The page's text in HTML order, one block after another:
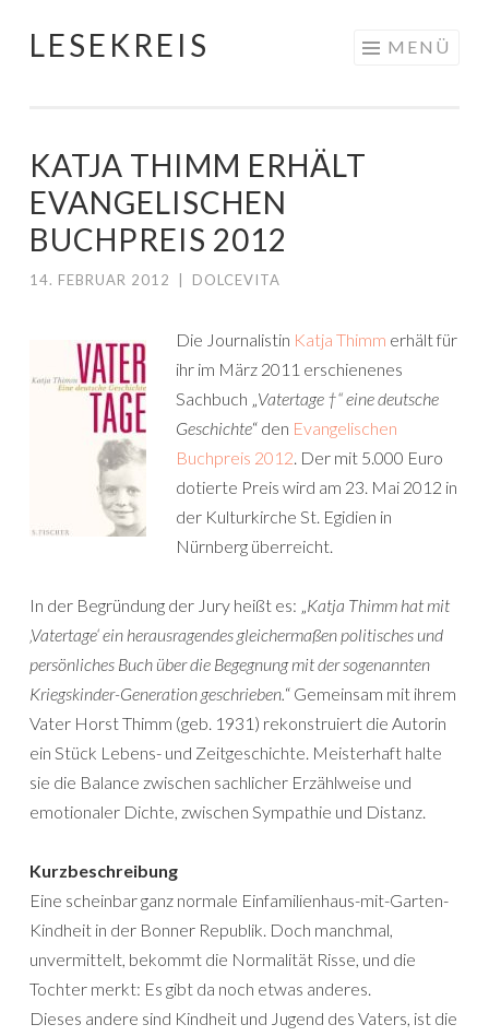
Springe
LESEKREIS MENÜ
KATJA THIMM ERHÄLT
EVANGELISCHEN
BUCHPREIS 2012
14. FEBRUAR 2012 DOLCEVITA
Die Journalistin Katja Thimm erhält für
ihr im März 2011 erschienenes
Sachbuch „Vatertage †“ eine deutsche
Geschichte“ den Evangelischen
Buchpreis 2012. Der mit 5.000 Euro
dotierte Preis wird am 23. Mai 2012 in
der Kulturkirche St. Egidien in
Nürnberg überreicht.
In der Begründung der Jury heißt es: „Katja Thimm hat mit
‚Vatertage‘ ein herausragendes gleichermaßen politisches und
persönliches Buch über die Begegnung mit der sogenannten
Kriegskinder-Generation geschrieben.“ Gemeinsam mit ihrem
Vater Horst Thimm (geb. 1931) rekonstruiert die Autorin
ein Stück Lebens- und Zeitgeschichte. Meisterhaft halte
sie die Balance zwischen sachlicher Erzählweise und
emotionaler Dichte, zwischen Sympathie und Distanz.
Kurzbeschreibung
Eine scheinbar ganz normale Einfamilienhaus-mit-Garten-
Kindheit in der Bonner Republik. Doch manchmal,
unvermittelt, bekommt die Normalität Risse, und die
Tochter merkt: Es gibt da noch etwas anderes.
Dieses andere sind Kindheit und Jugend des Vaters, ist die